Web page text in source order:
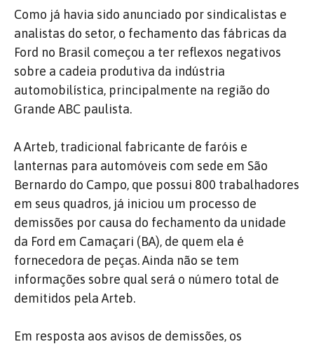
Como já havia sido anunciado por sindicalistas e
analistas do setor, o fechamento das fábricas da
Ford no Brasil começou a ter reflexos negativos
sobre a cadeia produtiva da indústria
automobilística, principalmente na região do
Grande ABC paulista.
A Arteb, tradicional fabricante de faróis e
lanternas para automóveis com sede em São
Bernardo do Campo, que possui 800 trabalhadores
em seus quadros, já iniciou um processo de
demissões por causa do fechamento da unidade
da Ford em Camaçari (BA), de quem ela é
fornecedora de peças. Ainda não se tem
informações sobre qual será o número total de
demitidos pela Arteb.
Em resposta aos avisos de demissões, os